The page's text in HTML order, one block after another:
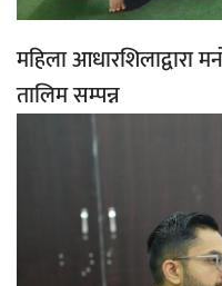
महिला आधारशिलाद्वारा
तालिम सम्पन्न